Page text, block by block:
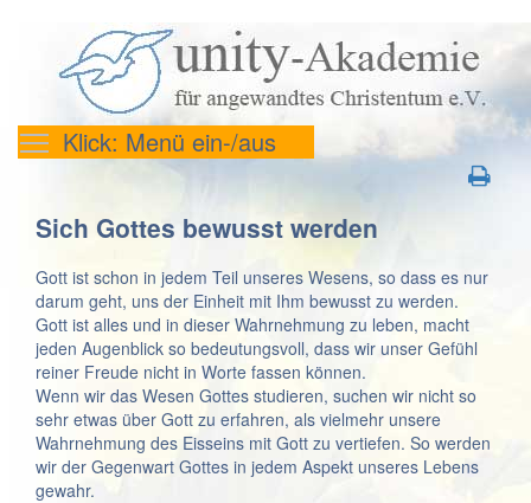
Klick: Menü ein-/aus
Sich Gottes bewusst werden
Gott ist schon in jedem Teil unseres Wesens, so dass es nur
darum geht, uns der Einheit mit Ihm bewusst zu werden.
Gott ist alles und in dieser Wahrnehmung zu leben, macht
jeden Augenblick so bedeutungsvoll, dass wir unser Gefühl
reiner Freude nicht in Worte fassen können.
Wenn wir das Wesen Gottes studieren, suchen wir nicht so
sehr etwas über Gott zu erfahren, als vielmehr unsere
Wahrnehmung des Eisseins mit Gott zu vertiefen. So werden
wir der Gegenwart Gottes in jedem Aspekt unseres Lebens
gewahr.